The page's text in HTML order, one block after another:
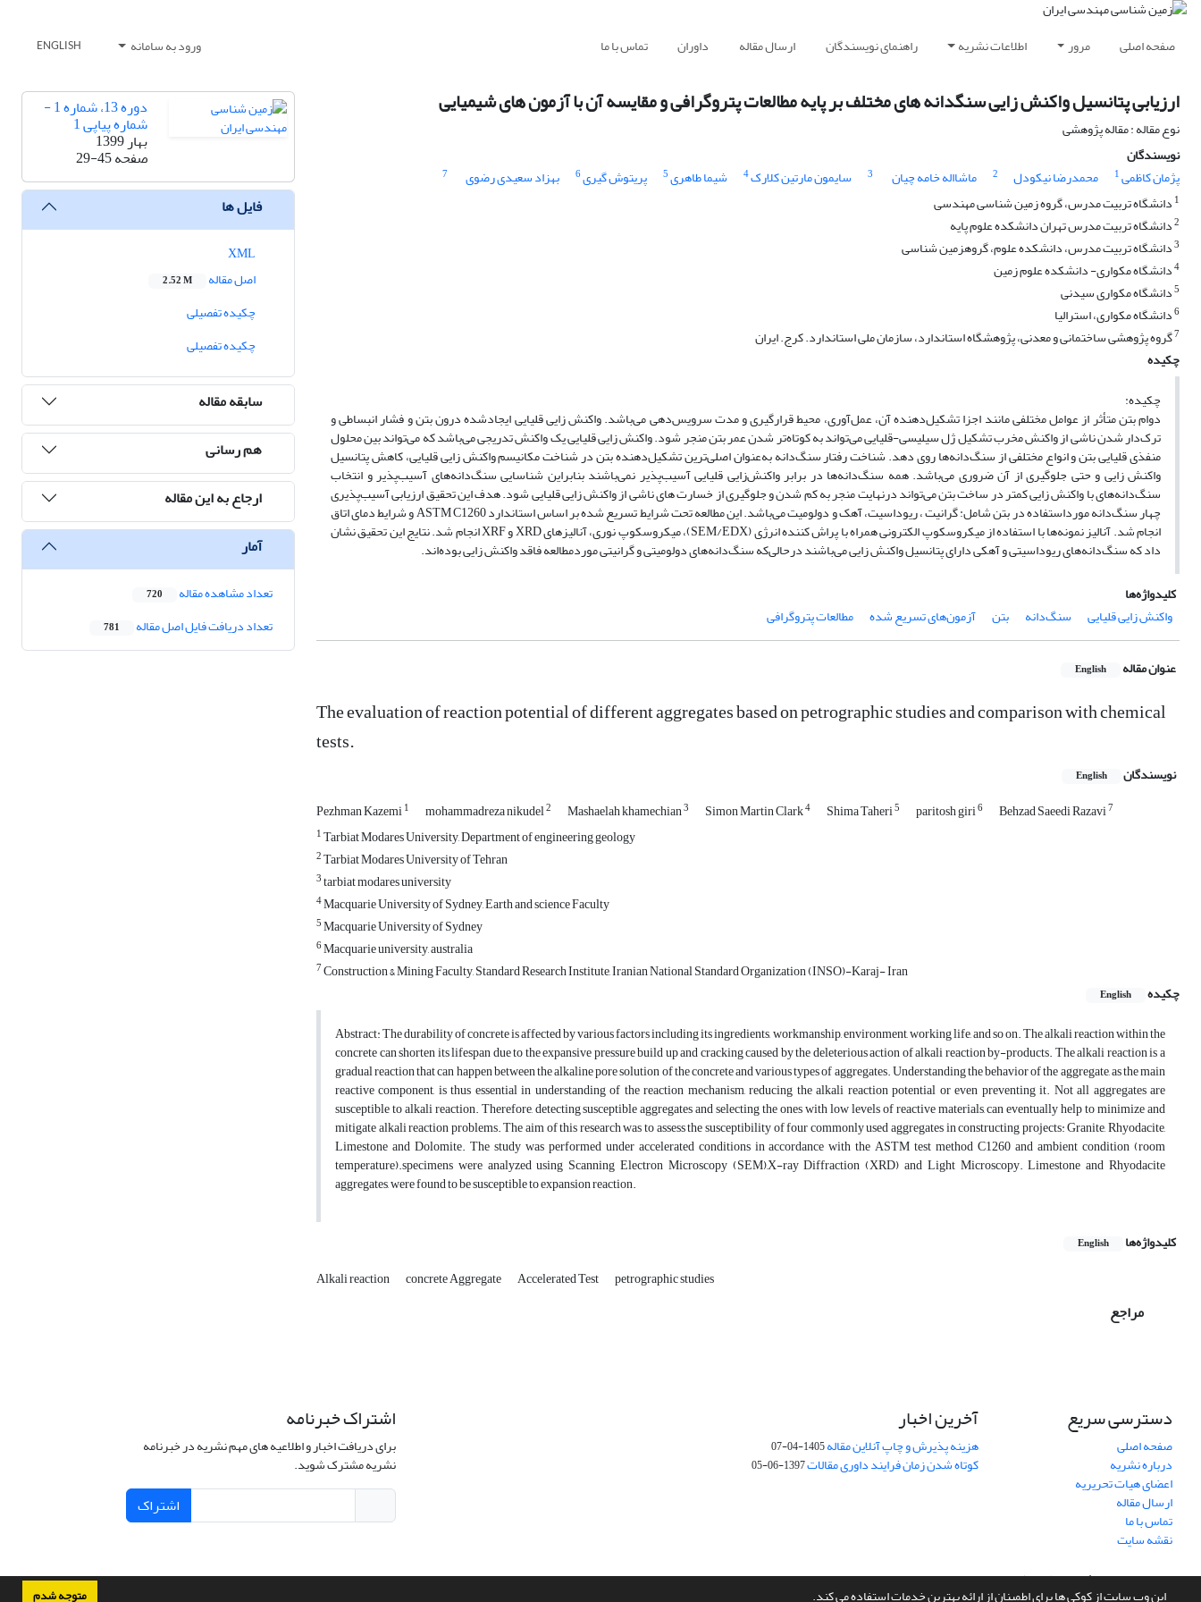
این وب سایت از کوکی ها برای اطمینان از ارائه بهترین خدمات استفاده می کند. متوجه شدم
صفحه اصلی مرور اطلاعات نشریه راهنمای نویسندگان ارسال مقاله داوران تماس با ما ورود به سامانه ENGLISH
ارزیابی پتانسیل واکنش زایی سنگدانه های مختلف بر پایه مطالعات پتروگرافی و مقایسه آن با آزمون های شیمیایی
نوع مقاله : مقاله پژوهشی
نویسندگان
پژمان کاظمی1 محمدرضا نیکودل 2 ماشااله خامه چیان 3 سایمون مارتین کلارک4 شیما طاهری5 پریتوش گیری6 بهزاد سعیدی رضوی
7
1 دانشگاه تربیت مدرس، گروه زمین شناسی مهندسی
2دانشگاه تربیت مدرس تهران دانشکده علوم پایه
3دانشگاه تربیت مدرس، دانشکده علوم، گروهزمین شناسی
4دانشگاه مکواری- دانشکده علوم زمین
5دانشگاه مکواری سیدنی
6دانشگاه مکواری، استرالیا
7گروه پژوهشی ساختمانی و معدنی، پژوهشگاه استاندارد، سازمان ملی استاندارد. کرج. ایران
چکیده
چکیده:
دوام بتن متأثر از عوامل مختلفی مانند اجزا تشکیل‌دهنده آن، عمل‌آوری، محیط قرارگیری و مدت سرویس‌دهی می‌باشد. واکنش زایی قلیایی ایجادشده درون بتن و فشار انبساطی و
ترک‌دار شدن ناشی از واکنش مخرب تشکیل ژل سیلیسی-قلیایی می‌تواند به کوتاه‌تر شدن عمر بتن منجر شود. واکنش زایی قلیایی یک واکنش تدریجی می‌باشد که می‌تواند بین محلول
منفذی قلیایی بتن و انواع مختلفی از سنگ‌دانه‌ها روی دهد. شناخت رفتار سنگ‌دانه به‌عنوان اصلی‌ترین تشکیل‌دهنده بتن در شناخت مکانیسم واکنش زایی قلیایی، کاهش پتانسیل
واکنش زایی و حتی جلوگیری از آن ضروری می‌باشد. همه سنگ‌دانه‌ها در برابر واکنش‌زایی‌ قلیایی آسیب‌پذیر نمی‌باشند بنابراین شناسایی سنگ‌دانه‌های آسیب‌پذیر و انتخاب
سنگ‌دانه‌های با واکنش زایی کمتر در ساخت بتن می‌تواند درنهایت منجر به کم شدن و جلوگیری از خسارت های ناشی از واکنش زایی قلیایی شود. هدف این تحقیق ارزیابی آسیب‌پذیری
چهار سنگ‌دانه مورداستفاده در بتن شامل: گرانیت ، ریوداسیت، آهک و دولومیت می‌باشد. این مطالعه تحت شرایط تسریع شده بر اساس استاندارد ASTM C1260 و شرایط دمای اتاق
انجام شد. آنالیز نمونه‌ها با استفاده از میکروسکوپ الکترونی همراه با پراش کننده انرژی (SEM/EDX)، میکروسکوپ نوری، آنالیزهای XRD و XRF انجام شد. نتایج این تحقیق نشان
داد که سنگ‌دانه‌های ریوداسیتی و آهکی دارای پتانسیل واکنش زایی می‌باشند درحالی‌که سنگ‌دانه‌های دولومیتی و گرانیتی موردمطالعه فاقد واکنش زایی بوده‌اند.
کلیدواژه‌ها
واکنش زایی قلیایی
سنگ‌دانه بتن آزمون‌های تسریع شده مطالعات پتروگرافی
عنوان مقاله English
The evaluation of reaction potential of different aggregates based on petrographic studies and comparison with chemical
tests.
نویسندگان English
Pezhman Kazemi1 mohammadreza nikudel2 Mashaelah khamechian3 Simon Martin Clark4 Shima Taheri5 paritosh giri6 Behzad Saeedi Razavi7
1Tarbiat Modares University, Department of engineering geology
2Tarbiat Modares University of Tehran
3tarbiat modares university
4Macquarie University of Sydney, Earth and science Faculty
5Macquarie University of Sydney
6Macquarie university, australia
7Construction & Mining Faculty, Standard Research Institute, Iranian National Standard Organization (INSO)-Karaj- Iran
چکیده
English
Abstract: The durability of concrete is affected by various factors including its ingredients, workmanship, environment, working life, and so on. The alkali reaction within the
concrete can shorten its lifespan due to the expansive pressure build up and cracking caused by the deleterious action of alkali reaction by-products. The alkali reaction is a
gradual reaction that can happen between the alkaline pore solution of the concrete and various types of aggregates. Understanding the behavior of the aggregate, as the main
reactive component, is thus essential in understanding of the reaction mechanism, reducing the alkali reaction potential or even preventing it. Not all aggregates are
susceptible to alkali reaction. Therefore, detecting susceptible aggregates and selecting the ones with low levels of reactive materials, can eventually help to minimize and
mitigate alkali reaction problems. The aim of this research was to assess the susceptibility of four commonly used aggregates in constructing projects: Granite, Rhyodacite,
Limestone and Dolomite. The study was performed under accelerated conditions in accordance with the ASTM test method C1260 and ambient condition (room
temperature).specimens were analyzed using Scanning Electron Microscopy (SEM),X-ray Diffraction (XRD) and Light Microscopy. Limestone and Rhyodacite
aggregates, were found to be susceptible to expansion reaction.
کلیدواژه‌ها English
Alkali reaction concrete Aggregate Accelerated Test petrographic studies
مراجع
دوره 13، شماره 1 -
شماره پیاپی 1
بهار 1399
صفحه29-45
فایل ها
اصل مقاله
2.52 M
چکیده تفصیلی
چکیده تفصیلی
سابقه مقاله
هم رسانی
ارجاع به این مقاله
آمار
تعداد مشاهده مقاله 720
تعداد دریافت فایل اصل مقاله 781
دسترسی سریع
صفحه اصلی
درباره نشریه
اعضای هیات تحریریه
ارسال مقاله
تماس با ما
نقشه سایت
آخرین اخبار
هزینه پذیرش و چاپ آنلاین مقاله1405-04-07
کوتاه شدن زمان فرایند داوری مقالات1397-06-05
اشتراک خبرنامه
برای دریافت اخبار و اطلاعیه های مهم نشریه در خبرنامه
نشریه مشترک شوید.
اشتراک
سامانه مدیریت نشریات علمی.طراحی و پیاده سازی ازسیناوب